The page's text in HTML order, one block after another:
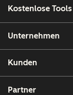
Kostenlose Tools
Unternehmen
Kunden
Partner